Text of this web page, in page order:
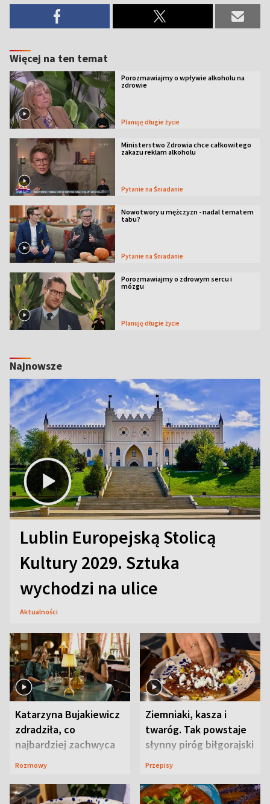
Więcej na ten temat
Porozmawiajmy o wpływie alkoholu na
zdrowie
Planuję długie życie
Ministerstwo Zdrowia chce całkowitego
zakazu reklam alkoholu
Pytanie na Śniadanie
Nowotwory u mężczyzn - nadal tematem
tabu?
Pytanie na Śniadanie
Porozmawiajmy o zdrowym sercu i
mózgu
Planuję długie życie
Najnowsze
Lublin Europejską Stolicą
Kultury 2029. Sztuka
wychodzi na ulice
Aktualności
Katarzyna Bujakiewicz
zdradziła, co
najbardziej zachwyca
ją w Lublinie
Rozmowy
Ziemniaki, kasza i
twaróg. Tak powstaje
słynny piróg biłgorajski
Przepisy